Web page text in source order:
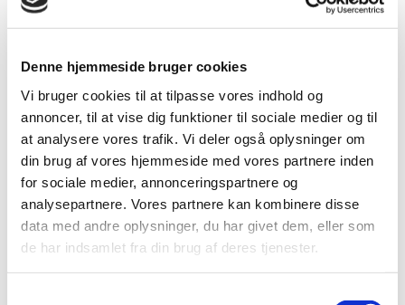
Denne hjemmeside bruger cookies
Vi bruger cookies til at tilpasse vores indhold og
annoncer, til at vise dig funktioner til sociale medier og til
at analysere vores trafik. Vi deler også oplysninger om
din brug af vores hjemmeside med vores partnere inden
for sociale medier, annonceringspartnere og
analysepartnere. Vores partnere kan kombinere disse
data med andre oplysninger, du har givet dem, eller som
de har indsamlet fra din brug af deres tjenester.
Nem montering
Eksterne beslag medfølger altid
Frit valg mellem flere positioner (op, ned, højre og
venstre)
Nem afmærkning på grund af optimal
tilgængelighed